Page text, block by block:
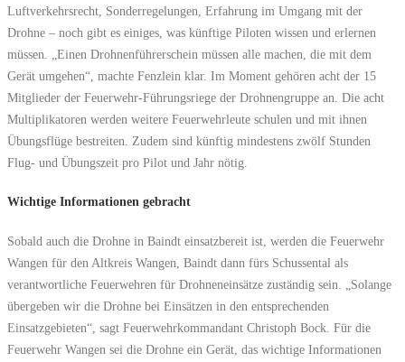
Luftverkehrsrecht, Sonderregelungen, Erfahrung im Umgang mit der
Drohne – noch gibt es einiges, was künftige Piloten wissen und erlernen
müssen. „Einen Drohnenführerschein müssen alle machen, die mit dem
Gerät umgehen“, machte Fenzlein klar. Im Moment gehören acht der 15
Mitglieder der Feuerwehr-Führungsriege der Drohnengruppe an. Die acht
Multiplikatoren werden weitere Feuerwehrleute schulen und mit ihnen
Übungsflüge bestreiten. Zudem sind künftig mindestens zwölf Stunden
Flug- und Übungszeit pro Pilot und Jahr nötig.
Wichtige Informationen gebracht
Sobald auch die Drohne in Baindt einsatzbereit ist, werden die Feuerwehr
Wangen für den Altkreis Wangen, Baindt dann fürs Schussental als
verantwortliche Feuerwehren für Drohneneinsätze zuständig sein. „Solange
übergeben wir die Drohne bei Einsätzen in den entsprechenden
Einsatzgebieten“, sagt Feuerwehrkommandant Christoph Bock. Für die
Feuerwehr Wangen sei die Drohne ein Gerät, das wichtige Informationen